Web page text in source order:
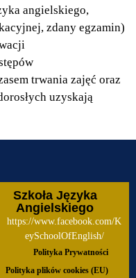
angielskiego,
zdany egzamin)
trwania zajęć oraz
uzyskają
Szkoła Języka
Angielskiego
https://www.facebook.com/K
eySchoolOfEnglish/
Polityka Prywatności
Polityka plików cookies (EU)